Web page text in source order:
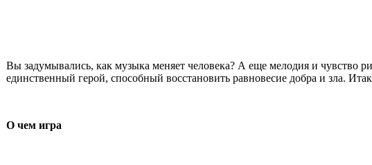
Вы задумывались, как музыка меняет человека? А еще мелодия и чувство
единственный герой, способный восстановить равновесие добра и зла.
О чем игра